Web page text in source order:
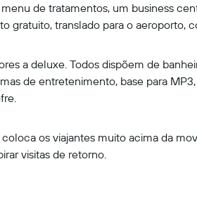
de tratamentos, um business
gratuito, translado para o aeroporto,
a deluxe. Todos dispõem de
de entretenimento, base para
os viajantes muito acima da
visitas de retorno.